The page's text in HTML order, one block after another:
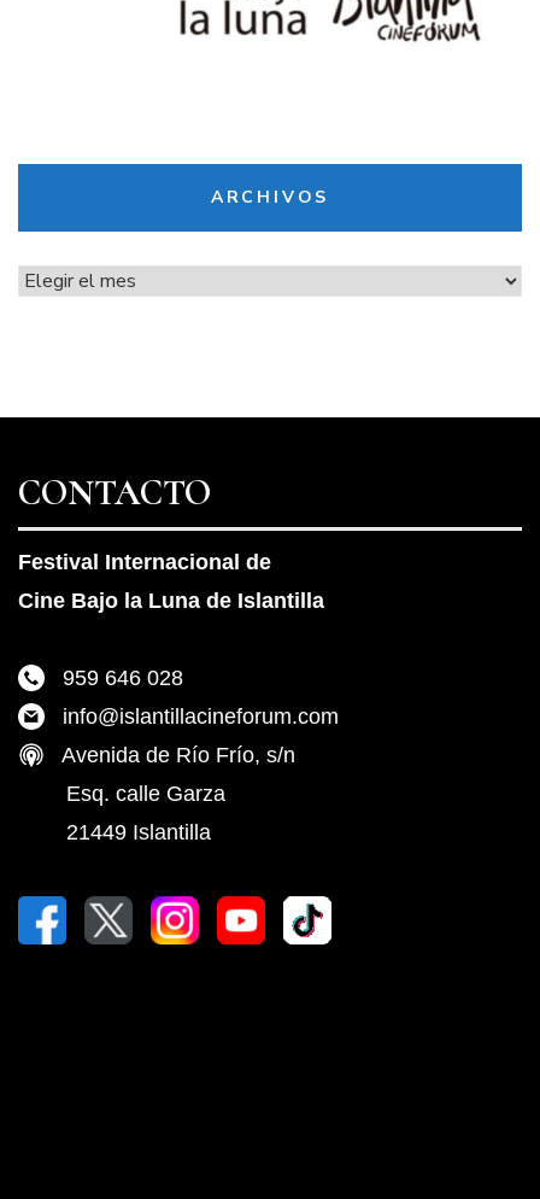
ARCHIVOS
Archivos
CONTACTO
Festival Internacional de
Cine Bajo la Luna de Islantilla
959 646 028
info@islantillacineforum.com
Avenida de Río Frío, s/n
Esq. calle Garza
21449 Islantilla